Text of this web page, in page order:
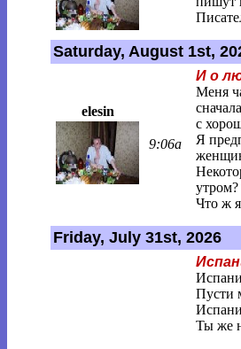
Saturday, August 1st,
elesin
9:06a
И о
Меня
с
Я
утром?
Что ж
Friday, July 31st, 2026
Пусти
Ты же